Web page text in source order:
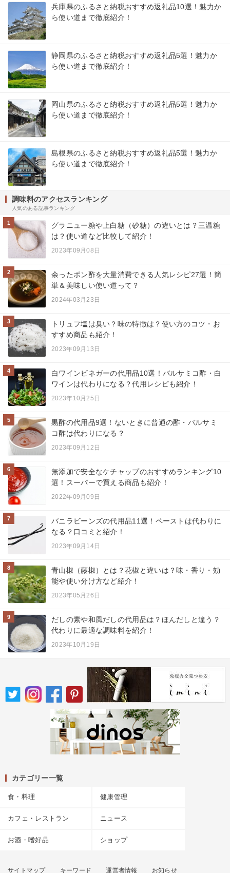
兵庫県のふるさと納税おすすめ返礼品10選！魅力か
ら使い道まで徹底紹介！
静岡県のふるさと納税おすすめ返礼品5選！魅力か
ら使い道まで徹底紹介！
岡山県のふるさと納税おすすめ返礼品5選！魅力か
ら使い道まで徹底紹介！
島根県のふるさと納税おすすめ返礼品5選！魅力か
ら使い道まで徹底紹介！
調味料のアクセスランキング
人気のある記事ランキング
1
グラニュー糖や上白糖（砂糖）の違いとは？三温糖
は？使い道など比較して紹介！
2023年09月08日
2
余ったポン酢を大量消費できる人気レシピ27選！簡
単＆美味しい使い道って？
2024年03月23日
3
トリュフ塩は臭い？味の特徴は？使い方のコツ・お
すすめ商品も紹介！
2023年09月13日
4
白ワインビネガーの代用品10選！バルサミコ酢・白
ワインは代わりになる？代用レシピも紹介！
2023年10月25日
5
黒酢の代用品9選！ないときに普通の酢・バルサミ
コ酢は代わりになる？
2023年09月12日
6
無添加で安全なケチャップのおすすめランキング10
選！スーパーで買える商品も紹介！
2022年09月09日
7
バニラビーンズの代用品11選！ペーストは代わりに
なる？口コミと紹介！
2023年09月14日
8
青山椒（藤椒）とは？花椒と違いは？味・香り・効
能や使い分け方など紹介！
2023年05月26日
9
だしの素や和風だしの代用品は？ほんだしと違う？
代わりに最適な調味料を紹介！
2023年10月19日
カテゴリー一覧
食・料理 健康管理
カフェ・レストラン ニュース
お酒・嗜好品 ショップ
サイトマップ キーワード 運営者情報 お知らせ